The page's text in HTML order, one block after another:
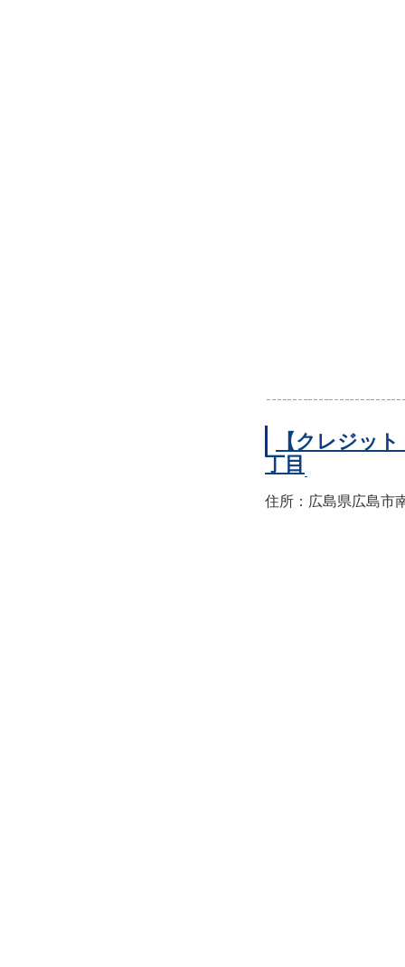
【クレジッ
丁目
住所：広島県広島市